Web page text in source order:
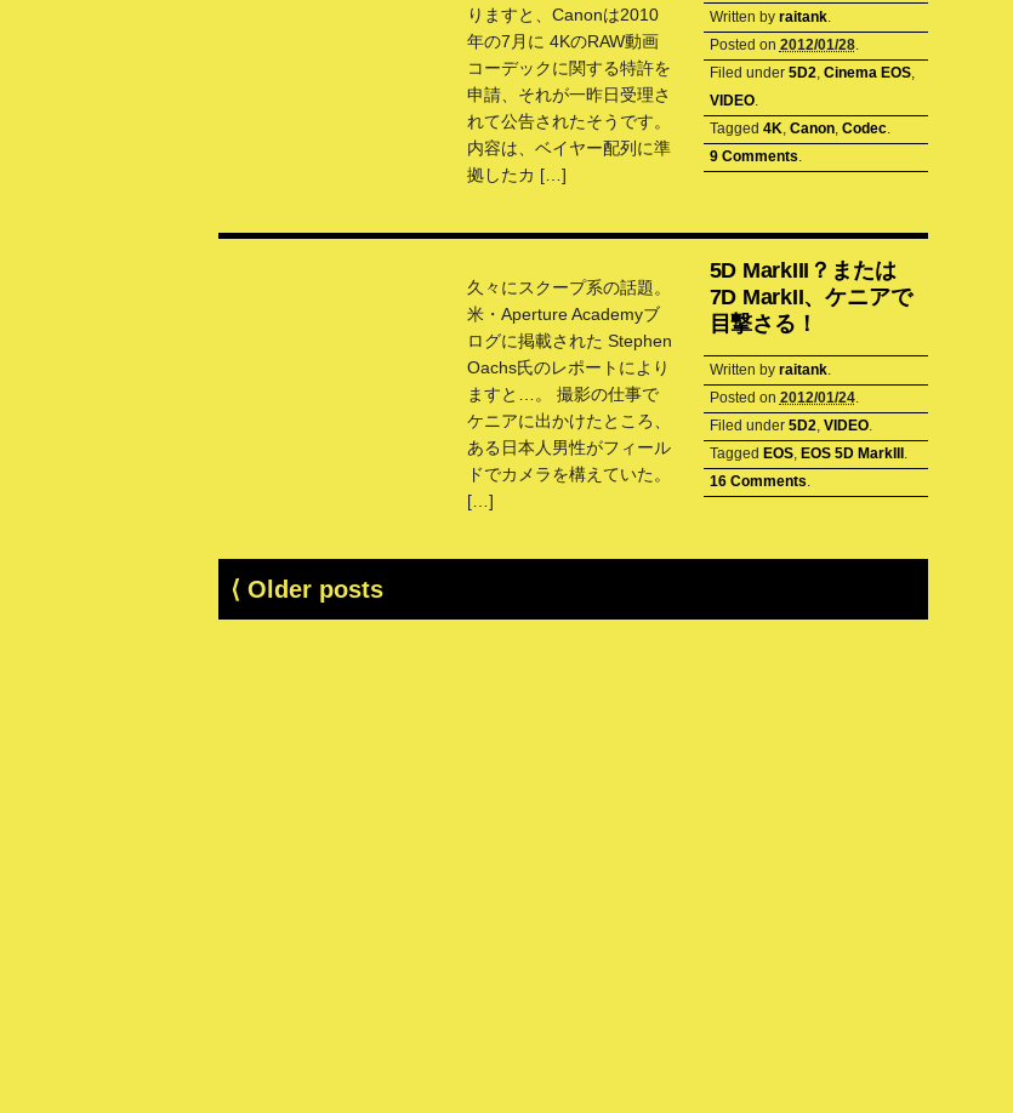
Written by raitank.
Posted on 2012/01/28.
Filed under 5D2, Cinema EOS,
VIDEO.
Tagged 4K, Canon, Codec.
9 Comments.
りますと、Canonは2010
年の7月に 4KのRAW動画
コーデックに関する特許を
申請、それが一昨日受理さ
れて公告されたそうです。
内容は、ベイヤー配列に準
拠したカ […]
5D MarkIII？または
7D MarkII、ケニアで
目撃さる！
Written by raitank.
Posted on 2012/01/24.
Filed under 5D2, VIDEO.
Tagged EOS, EOS 5D MarkIII
.
16 Comments.
久々にスクープ系の話題。
米・Aperture Academyブ
ログに掲載された Stephen
Oachs氏のレポートにより
ますと…。 撮影の仕事で
ケニアに出かけたところ、
ある日本人男性がフィール
ドでカメラを構えていた。
[…]
⟨ Older posts